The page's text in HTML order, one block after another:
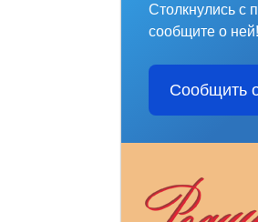
Столкнулись с
сообщите о ней!
Сообщить